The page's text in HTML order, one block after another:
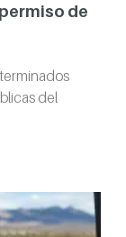
de
del